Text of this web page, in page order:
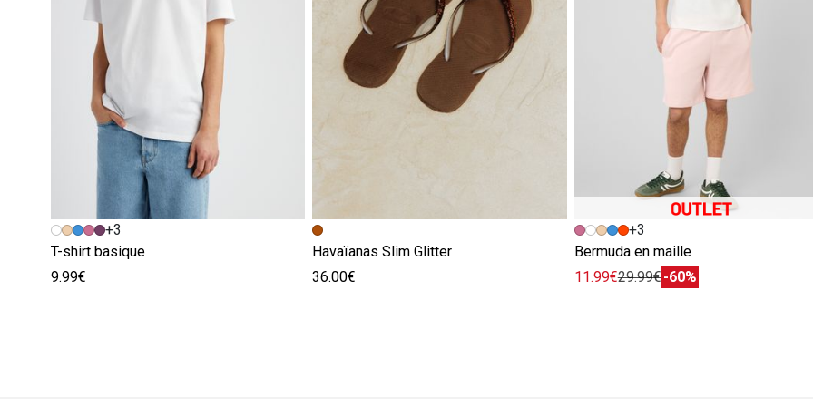
+3
T-shirt basique
9.99€
Havaïanas Slim Glitter
36.00€
+3
Bermuda en maille
11.99€29.99€-60%